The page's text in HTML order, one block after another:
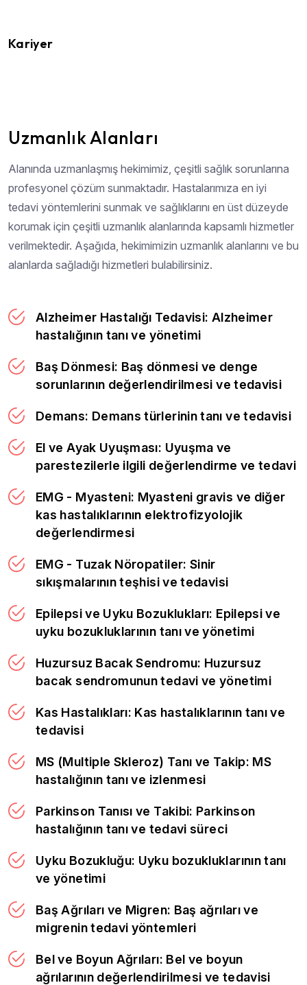
Kariyer
Uzmanlık Alanları
Alanında uzmanlaşmış hekimimiz, çeşitli sağlık sorunlarına
profesyonel çözüm sunmaktadır. Hastalarımıza en iyi
tedavi yöntemlerini sunmak ve sağlıklarını en üst düzeyde
korumak için çeşitli uzmanlık alanlarında kapsamlı hizmetler
verilmektedir. Aşağıda, hekimimizin uzmanlık alanlarını ve bu
alanlarda sağladığı hizmetleri bulabilirsiniz.
Alzheimer Hastalığı Tedavisi: Alzheimer
hastalığının tanı ve yönetimi
Baş Dönmesi: Baş dönmesi ve denge
sorunlarının değerlendirilmesi ve tedavisi
Demans: Demans türlerinin tanı ve tedavisi
El ve Ayak Uyuşması: Uyuşma ve
parestezilerle ilgili değerlendirme ve tedavi
EMG - Myasteni: Myasteni gravis ve diğer
kas hastalıklarının elektrofizyolojik
değerlendirmesi
EMG - Tuzak Nöropatiler: Sinir
sıkışmalarının teşhisi ve tedavisi
Epilepsi ve Uyku Bozuklukları: Epilepsi ve
uyku bozukluklarının tanı ve yönetimi
Huzursuz Bacak Sendromu: Huzursuz
bacak sendromunun tedavi ve yönetimi
Kas Hastalıkları: Kas hastalıklarının tanı ve
tedavisi
MS (Multiple Skleroz) Tanı ve Takip: MS
hastalığının tanı ve izlenmesi
Parkinson Tanısı ve Takibi: Parkinson
hastalığının tanı ve tedavi süreci
Uyku Bozukluğu: Uyku bozukluklarının tanı
ve yönetimi
Baş Ağrıları ve Migren: Baş ağrıları ve
migrenin tedavi yöntemleri
Bel ve Boyun Ağrıları: Bel ve boyun
ağrılarının değerlendirilmesi ve tedavisi